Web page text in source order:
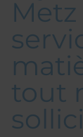
tout